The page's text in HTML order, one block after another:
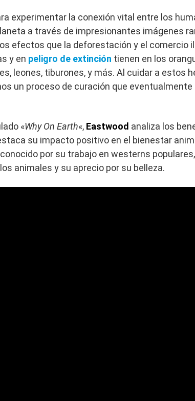
experimentar la conexión vital entre los
a través de impresionantes imágenes
efectos que la deforestación y el comercio
y en peligro de extinción tienen en los
leones, tiburones, y más. Al cuidar a estos
un proceso de curación que eventualmente
«Why On Earth«, Eastwood analiza los
su impacto positivo en el bienestar
por su trabajo en westerns
animales y su aprecio por su belleza.